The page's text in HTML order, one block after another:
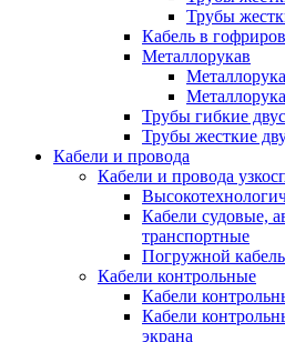
Трубы
Кабель в
Металлорукав
Трубы гибкие
Трубы жесткие
Кабели и провода
Кабели и провода
Кабели судовые,
транспортные
Погружной
Кабели контрольные
Кабели
Кабели
экрана